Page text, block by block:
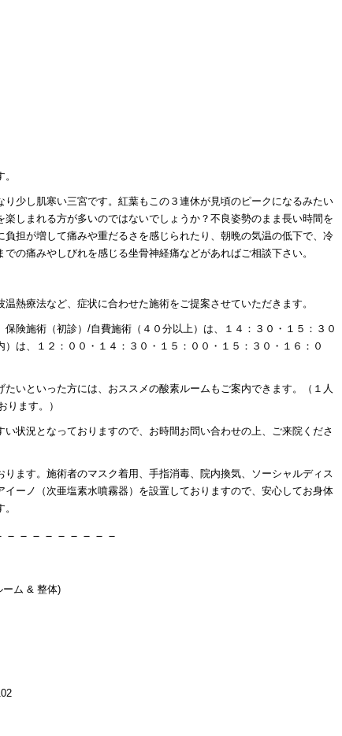
り少し肌寒い三宮です。紅葉もこの３連休が見頃のピークになるみたい
しまれる方が多いのではないでしょうか？不良姿勢のまま長い時間を
担が増して痛みや重だるさを感じられたり、朝晩の気温の低下で、冷
の痛みやしびれを感じる坐骨神経痛などがあればご相談下さい。
熱療法など、症状に合わせた施術をご提案させていただきます。
険施術（初診）/自費施術（４０分以上）は、１４：３０・１５：３０
は、１２：００・１４：３０・１５：００・１５：３０・１６：０
いといった方には、おススメの酸素ルームもご案内できます。（１人
ります。）
状況となっておりますので、お時間お問い合わせの上、ご来院くださ
ます。施術者のマスク着用、手指消毒、院内換気、ソーシャルディス
ーノ（次亜塩素水噴霧器）を設置しておりますので、安心してお身体
－－－－－－－－
ーム & 整体)